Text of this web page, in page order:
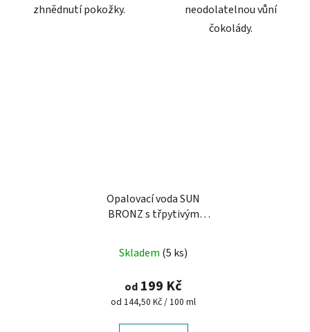
zhnědnutí pokožky.
neodolatelnou vůní
čokolády.
Opalovací voda SUN
BRONZ s třpytivým
Skladem (5 ks)
od 199 Kč
Měrná
od 144,50 Kč / 100 ml